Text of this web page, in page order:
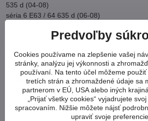
535 d (04-08)
séria 6 E63 / 64 635 d (06-08)
séria X3 E83 2.0d / 3.0 d (03-08)
Čísla servisných nástrojov:
OEM 116320
OEM 112300
OEM 116080
OEM 115180
Predvoľby
Cookies používame na zlepšenie vašej
stránky, analýzu jej výkonnosti a
používaní. Na tento účel môžeme
tretích strán a zhromaždené údaje sa
partnerom v EÚ, USA alebo iných
„Prijať všetky cookies“ vyjadrujete
spracovaním. Nižšie môžete nájsť
upraviť svoje preferencie.